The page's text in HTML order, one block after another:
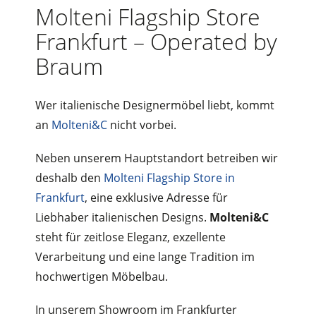
Molteni Flagship Store
Frankfurt – Operated by
Braum
Wer italienische Designermöbel liebt, kommt
an Molteni&C nicht vorbei.
Neben unserem Hauptstandort betreiben wir
deshalb den Molteni Flagship Store in
Frankfurt, eine exklusive Adresse für
Liebhaber italienischen Designs. Molteni&C
steht für zeitlose Eleganz, exzellente
Verarbeitung und eine lange Tradition im
hochwertigen Möbelbau.
In unserem Showroom im Frankfurter